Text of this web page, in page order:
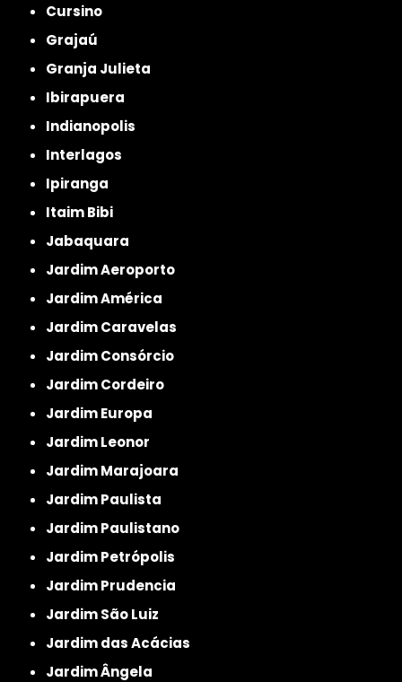
Cursino
Grajaú
Granja Julieta
Ibirapuera
Indianopolis
Interlagos
Ipiranga
Itaim Bibi
Jabaquara
Jardim Aeroporto
Jardim América
Jardim Caravelas
Jardim Consórcio
Jardim Cordeiro
Jardim Europa
Jardim Leonor
Jardim Marajoara
Jardim Paulista
Jardim Paulistano
Jardim Petrópolis
Jardim Prudencia
Jardim São Luiz
Jardim das Acácias
Jardim Ângela